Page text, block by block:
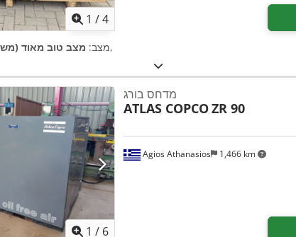
1 /4
מצב: מצב טוב מאוד ,
1 / 6
Agios Athanasios 1,466 km
מדחס בורג
ATLAS COPCOZR 90